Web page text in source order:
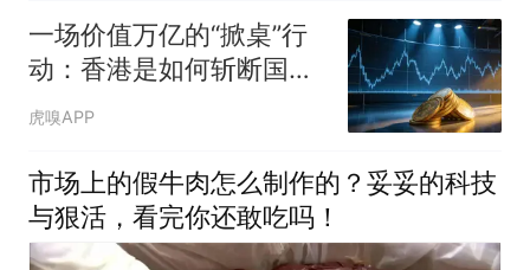
一场价值万亿的“掀桌”行
动：香港是如何斩断国际
巨鳄的贪婪之手？
虎嗅APP
市场上的假牛肉怎么制作的？妥妥的科技
与狠活，看完你还敢吃吗！